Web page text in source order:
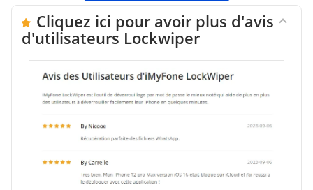
Cliquez ici pour avoir plus d'avis
d'utilisateurs Lockwiper